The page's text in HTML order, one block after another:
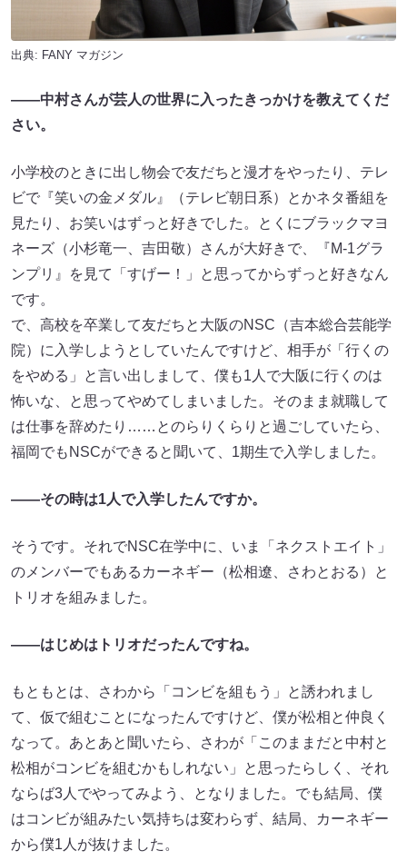
出典: FANY マガジン
——中村さんが芸人の世界に入ったきっかけを教えてくだ
さい。
小学校のときに出し物会で友だちと漫才をやったり、テレ
ビで『笑いの金メダル』（テレビ朝日系）とかネタ番組を
見たり、お笑いはずっと好きでした。とくにブラックマヨ
ネーズ（小杉竜一、吉田敬）さんが大好きで、『M-1グラ
ンプリ』を見て「すげー！」と思ってからずっと好きなん
です。
で、高校を卒業して友だちと大阪のNSC（吉本総合芸能学
院）に入学しようとしていたんですけど、相手が「行くの
をやめる」と言い出しまして、僕も1人で大阪に行くのは
怖いな、と思ってやめてしまいました。そのまま就職して
は仕事を辞めたり……とのらりくらりと過ごしていたら、
福岡でもNSCができると聞いて、1期生で入学しました。
——その時は1人で入学したんですか。
そうです。それでNSC在学中に、いま「ネクストエイト」
のメンバーでもあるカーネギー（松相遼、さわとおる）と
トリオを組みました。
——はじめはトリオだったんですね。
もともとは、さわから「コンビを組もう」と誘われまし
て、仮で組むことになったんですけど、僕が松相と仲良く
なって。あとあと聞いたら、さわが「このままだと中村と
松相がコンビを組むかもしれない」と思ったらしく、それ
ならば3人でやってみよう、となりました。でも結局、僕
はコンビが組みたい気持ちは変わらず、結局、カーネギー
から僕1人が抜けました。